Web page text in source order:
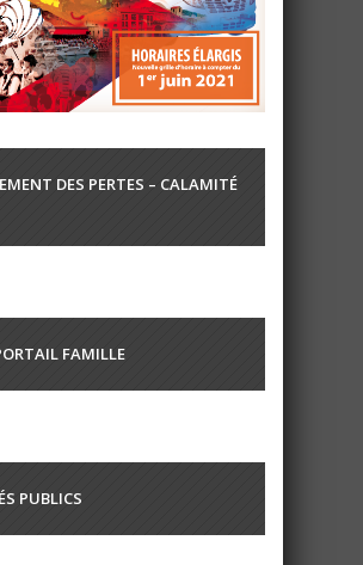
DES PERTES – CALAMITÉ
FAMILLE
PUBLICS